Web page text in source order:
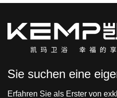
Sie suchen eine
Erfahren Sie als Erster von